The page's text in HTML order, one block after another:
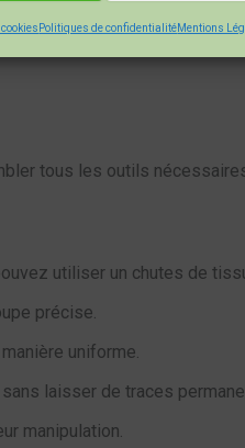
Politiques de confidentialitéMentions
être un excellent moyen
d’unique. Alors,
tous les outils
utiliser un chutes de
précise.
uniforme.
laisser de traces
manipulation.